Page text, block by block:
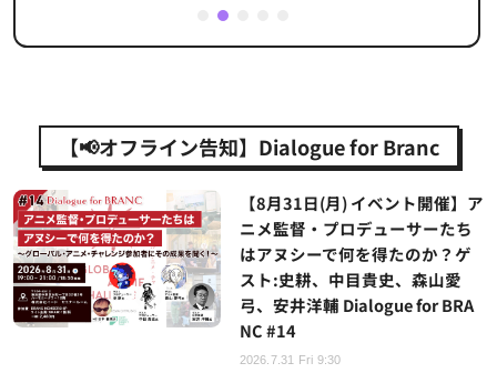
2
【📢オフライン告知】Dialogue for Branc
【8月31日(月) イベント開催】ア
ニメ監督・プロデューサーたち
はアヌシーで何を得たのか？ゲ
スト:史耕、中目貴史、森山愛
弓、安井洋輔 Dialogue for BRA
NC #14
2026.7.31 Fri 9:30